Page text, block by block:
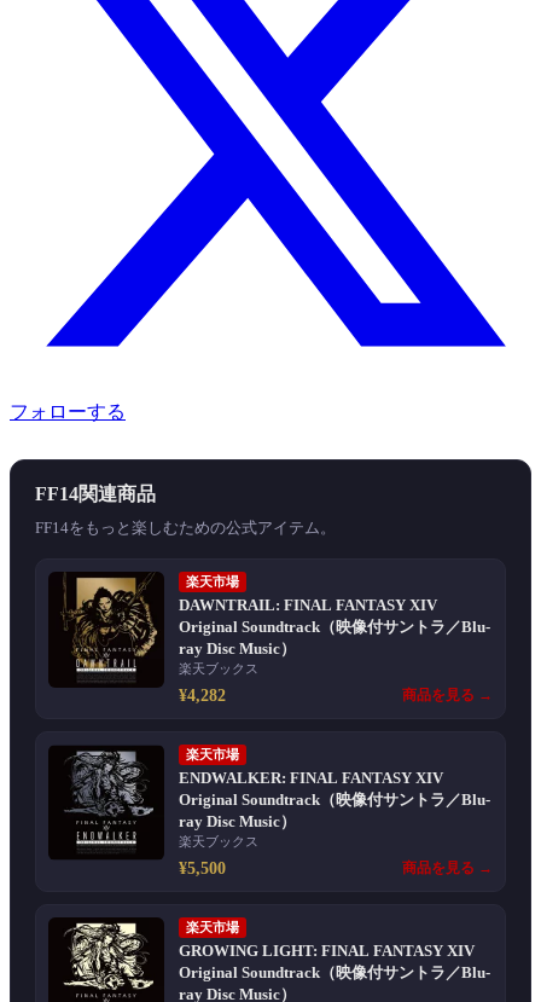
フォローする
FF14関連商品
FF14をもっと楽しむための公式アイテム。
楽天市場
DAWNTRAIL: FINAL FANTASY XIV
Original Soundtrack（映像付サントラ／Blu-
ray Disc Music）
楽天ブックス
¥4,282 商品を見る →
楽天市場
ENDWALKER: FINAL FANTASY XIV
Original Soundtrack（映像付サントラ／Blu-
ray Disc Music）
楽天ブックス
¥5,500 商品を見る →
楽天市場
GROWING LIGHT: FINAL FANTASY XIV
Original Soundtrack（映像付サントラ／Blu-
ray Disc Music）